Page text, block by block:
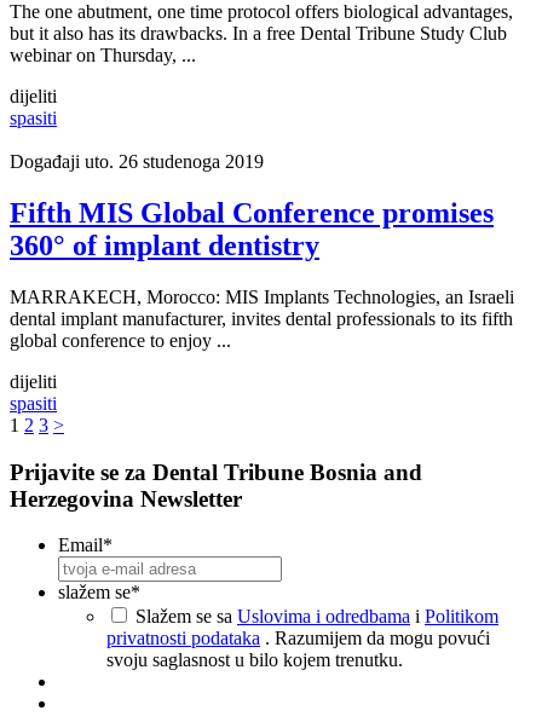
The one abutment, one time protocol offers biological advantages,
but it also has its drawbacks. In a free Dental Tribune Study Club
webinar on Thursday, ...
dijeliti
spasiti
Događaji uto. 26 studenoga 2019
Fifth MIS Global Conference promises
360° of implant dentistry
MARRAKECH, Morocco: MIS Implants Technologies, an Israeli
dental implant manufacturer, invites dental professionals to its fifth
global conference to enjoy ...
dijeliti
spasiti
1 2 3 >
Prijavite se za Dental Tribune Bosnia and
Herzegovina Newsletter
Email*
slažem se*
Slažem se sa Uslovima i odredbama i Politikom
privatnosti podataka . Razumijem da mogu povući
svoju saglasnost u bilo kojem trenutku.